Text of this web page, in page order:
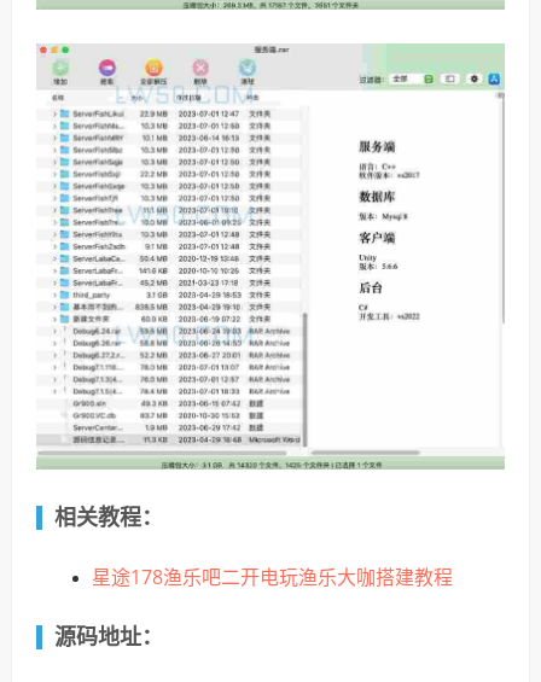
相关教程：
星途178渔乐吧二开电玩渔乐大咖搭建教程
源码地址：